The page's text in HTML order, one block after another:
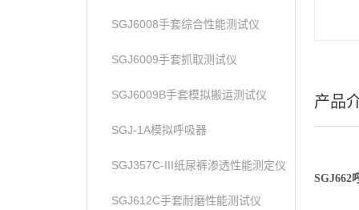
SGJ6008手套综合性能测试仪
SGJ6009手套抓取测试仪
SGJ6009B手套模拟搬运测试仪
SGJ-1A模拟呼吸器
SGJ357C-III纸尿裤渗透性能测定仪
SGJ612C手套耐磨性能测试仪
产品
SGJ662